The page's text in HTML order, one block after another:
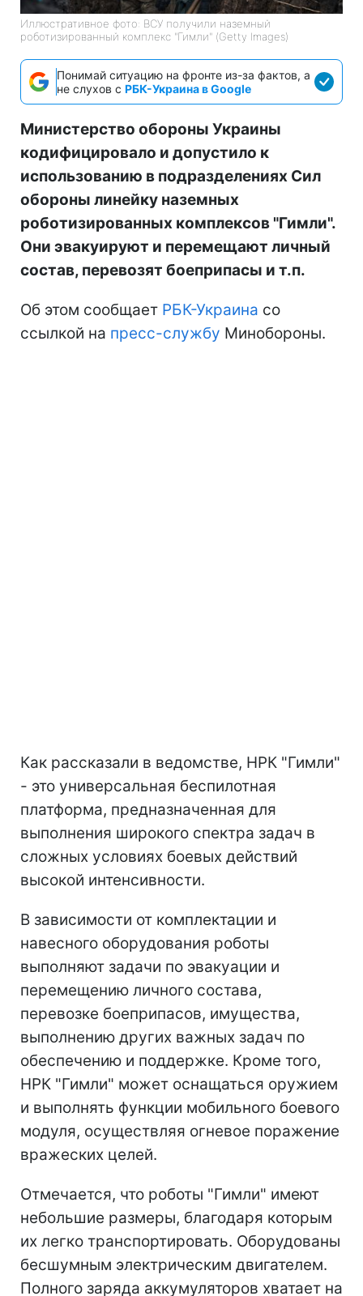
Иллюстративное фото: ВСУ получили наземный
роботизированный комплекс "Гимли" (Getty Images)
Понимай ситуацию на фронте из-за фактов, а
не слухов с РБК-Украина в Google
Министерство обороны Украины
кодифицировало и допустило к
использованию в подразделениях Сил
обороны линейку наземных
роботизированных комплексов "Гимли".
Они эвакуируют и перемещают личный
состав, перевозят боеприпасы и т.п.
Об этом сообщает РБК-Украина со
ссылкой на пресс-службу Минобороны.
Как рассказали в ведомстве, НРК "Гимли"
- это универсальная беспилотная
платформа, предназначенная для
выполнения широкого спектра задач в
сложных условиях боевых действий
высокой интенсивности.
В зависимости от комплектации и
навесного оборудования роботы
выполняют задачи по эвакуации и
перемещению личного состава,
перевозке боеприпасов, имущества,
выполнению других важных задач по
обеспечению и поддержке. Кроме того,
НРК "Гимли" может оснащаться оружием
и выполнять функции мобильного боевого
модуля, осуществляя огневое поражение
вражеских целей.
Отмечается, что роботы "Гимли" имеют
небольшие размеры, благодаря которым
их легко транспортировать. Оборудованы
бесшумным электрическим двигателем.
Полного заряда аккумуляторов хватает на